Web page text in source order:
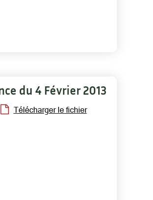
du 4 Février 2013
Télécharger le fichier